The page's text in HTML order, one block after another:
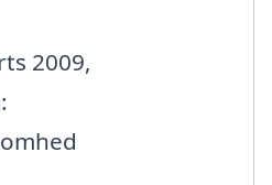
2009,